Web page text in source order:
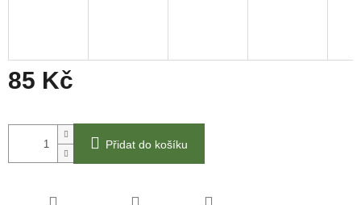
85 Kč
cena:
Přidat do košíku